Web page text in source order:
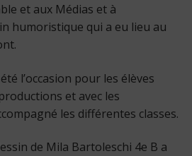
et aux Médias et à
humoristique qui a eu lieu au
l’occasion pour les élèves
et avec les
les différentes classes.
de Mila Bartoleschi 4e B a